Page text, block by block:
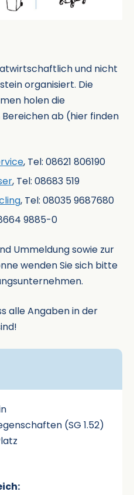
und nicht
organisiert. Die
holen die
ab (hier finden
, Tel: 08621 806190
, Tel: 08683 519
, Tel: 08035 9687680
9885-0
Ummeldung sowie zur
wenden Sie sich bitte
alle Angaben in der
(SG 1.52)